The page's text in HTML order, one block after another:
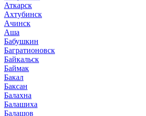
Аткарск
Ахтубинск
Ачинск
Аша
Бабушкин
Багратионовск
Байкальск
Баймак
Бакал
Баксан
Балахна
Балашиха
Балашов